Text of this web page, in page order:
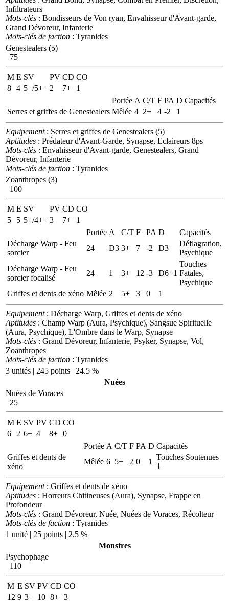
Infiltrateurs
Mots-clés : Bondisseurs de Von ryan, Envahisseur d'Avant-garde,
Grand Dévoreur, Infanterie
Mots-clés de faction : Tyranides
Genestealers (5)
75
M E SV PV CD CO
8 4 5+/5++ 2 7+
1
Portée A C/T F PA D Capacités
Serres et griffes de Genestealers Mêlée 4 2+ 4 -2 1
Equipement: Serres et griffes de Genestealers (5)
Aptitudes : Prédateur d'Avant-Garde, Synapse, Eclaireurs 8ps
Mots-clés : Envahisseur d'Avant-garde, Genestealers, Grand
Dévoreur, Infanterie
Mots-clés de faction : Tyranides
Zoanthropes (3)
100
M E SV PV CD CO
5
5 5+/4++ 3 7+
1
Portée A C/T F PA D
Capacités
Décharge Warp - Feu
sorcier
24 D3 3+ 7 -2 D3
Déflagration,
Psychique
Décharge Warp - Feu
sorcier focalisé
24 1 3+ 12 -3 D6+1
Touches
Fatales,
Psychique
Griffes et dents de xéno Mêlée 2 5+ 3 0 1
Equipement: Décharge Warp, Griffes et dents de xéno
Aptitudes : Champ Warp (Aura, Psychique), Sangsue Spirituelle
(Aura, Psychique), L'Ombre dans le Warp, Synapse
Mots-clés : Grand Dévoreur, Infanterie, Psyker, Synapse, Vol,
Zoanthropes
Mots-clés de faction : Tyranides
3 unités | 245 points | 24.5 %
Nuées
Nuées de Voraces
25
M E SV PV CD CO
6
2 6+ 4 8+ 0
Portée A C/T F PA D Capacités
Griffes et dents de
xéno
Mêlée 6 5+ 2 0 1
Touches Soutenues
1
Equipement: Griffes et dents de xéno
Aptitudes : Horreurs Chitineuses (Aura), Synapse, Frappe en
Profondeur
Mots-clés : Grand Dévoreur, Nuée, Nuées de Voraces, Récolteur
Mots-clés de faction : Tyranides
1 unité | 25 points | 2.5 %
Monstres
Psychophage
110
M E SV PV CD CO
12 9 3+ 10 8+ 3